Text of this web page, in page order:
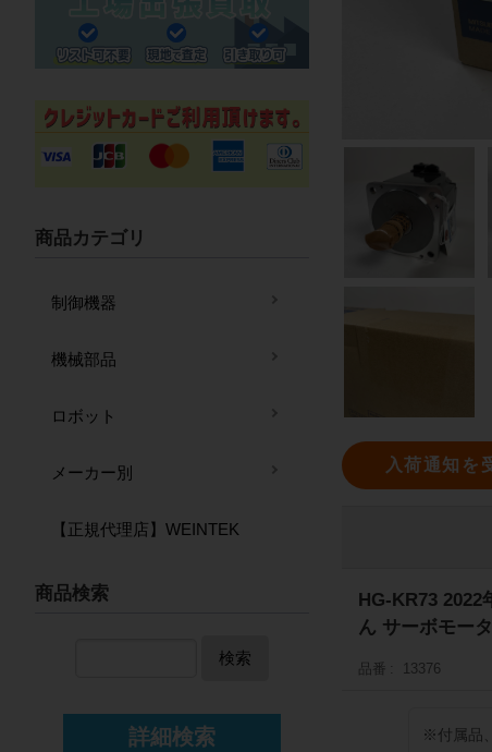
入荷通知を
HG-KR73 2022
ん サーボモー
品番 13376
※付属品
商品カテゴリ
制御機器
機械部品
ロボット
メーカー別
【正規代理店】WEINTEK
商品検索
検索
詳細検索